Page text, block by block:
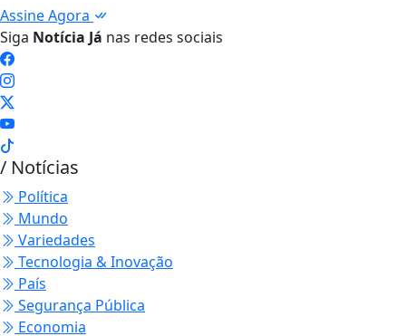
Assine Agora
Siga Notícia Já nas redes sociais
/ Notícias
Política
Mundo
Variedades
Tecnologia & Inovação
País
Segurança Pública
Economia